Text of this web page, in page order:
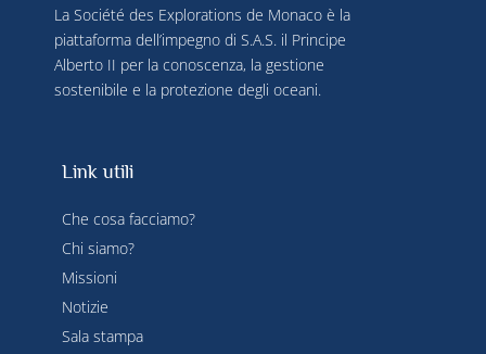
La Société des Explorations de Monaco è la
piattaforma dell’impegno di S.A.S. il Principe
Alberto II per la conoscenza, la gestione
sostenibile e la protezione degli oceani.
Link utili
Che cosa facciamo?
Chi siamo?
Missioni
Notizie
Sala stampa